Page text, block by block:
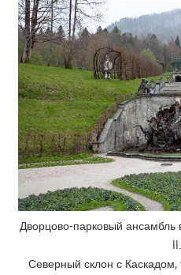
Дворцово-парковый
II.
Северный склон с Каскадом,